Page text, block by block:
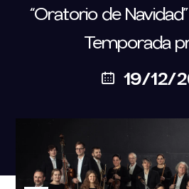
“Oratorio de
Temporada
19/12/